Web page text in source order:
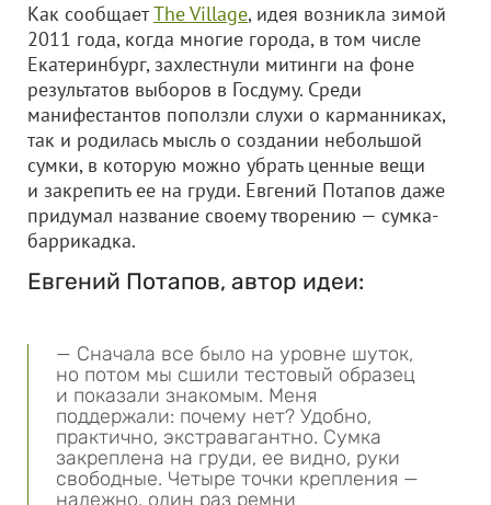
Как сообщаетThe Village, идея возникла зимой
2011 года, когда многие города, в том числе
Екатеринбург, захлестнули митинги на фоне
результатов выборов в Госдуму. Среди
манифестантов поползли слухи о карманниках,
так и родилась мысль о создании небольшой
сумки, в которую можно убрать ценные вещи
и закрепить ее на груди. Евгений Потапов даже
придумал название своему творению — сумка-
баррикадка.
Евгений Потапов, автор идеи:
— Сначала все было на уровне шуток,
но потом мы сшили тестовый образец
и показали знакомым. Меня
поддержали: почему нет? Удобно,
практично, экстравагантно. Сумка
закреплена на груди, ее видно, руки
свободные. Четыре точки крепления —
надежно, один раз ремни